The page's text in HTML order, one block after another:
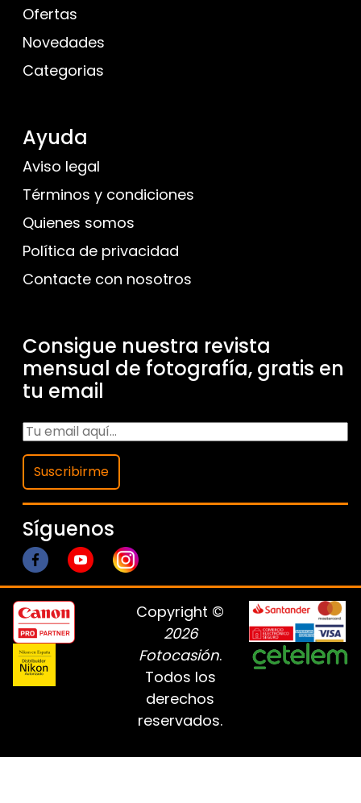
Ofertas
Novedades
Categorias
Ayuda
Aviso legal
Términos y condiciones
Quienes somos
Política de privacidad
Contacte con nosotros
Consigue nuestra revista
mensual de fotografía, gratis en
tu email
Suscribirme
Síguenos
Copyright ©
2026
Fotocasión.
Todos los
derechos
reservados.